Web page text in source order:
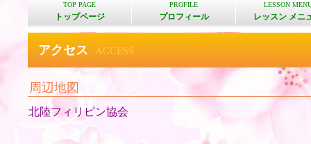
アクセス ACCESS
周辺地図
北陸フィリピン協会
TOP PAGE
トップページ
PROFILE
プロフィール
LESSON
レッスン メニ